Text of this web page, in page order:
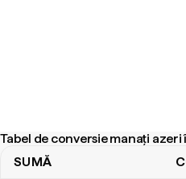
Tabel de conversie manați azeri
SUMĂ